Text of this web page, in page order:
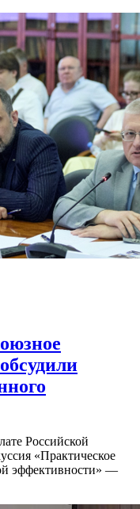
Российской
«Практическое
эффективности» —